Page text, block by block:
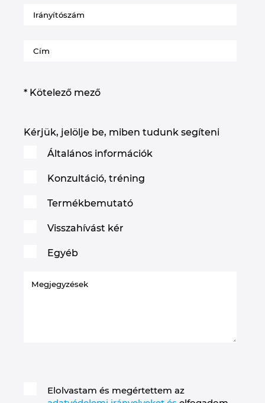
* Kötelező mező
Kérjük, jelölje be, miben tudunk segíteni
Általános információk
Konzultáció, tréning
Termékbemutató
Visszahívást kér
Egyéb
Elolvastam és megértettem az